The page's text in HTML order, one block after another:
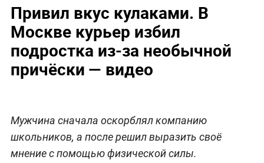
Привил вкус кулаками. В
Москве курьер избил
подростка из-за необычной
причёски — видео
Мужчина сначала оскорблял компанию
школьников, а после решил выразить своё
мнение с помощью физической силы.